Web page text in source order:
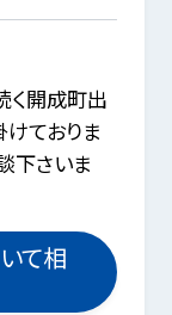
く開成町出
ておりま
下さいま
て相